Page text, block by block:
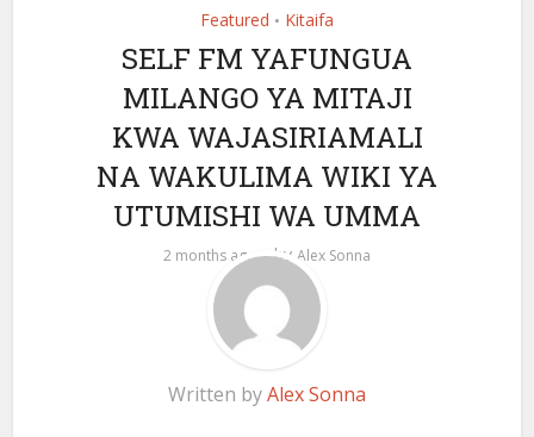
Featured • Kitaifa
SELF FM YAFUNGUA
MILANGO YA MITAJI
KWA WAJASIRIAMALI
NA WAKULIMA WIKI YA
UTUMISHI WA UMMA
2 months ago by Alex Sonna
Written byAlex Sonna